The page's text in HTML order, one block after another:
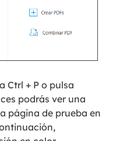
Ctrl + P o pulsa
podrás ver una
página de prueba en